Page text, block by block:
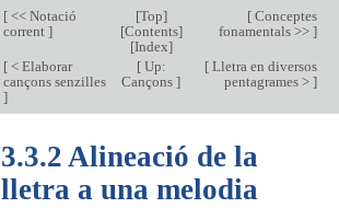
[<< Notació
corrent ]
[Top]
[Contents]
[Index]
[Conceptes
fonamentals >> ]
[< Elaborar
cançons senzilles
]
[Up:
Cançons]
[Lletra en diversos
pentagrames > ]
3.3.2 Alineació de la
lletra a una melodia